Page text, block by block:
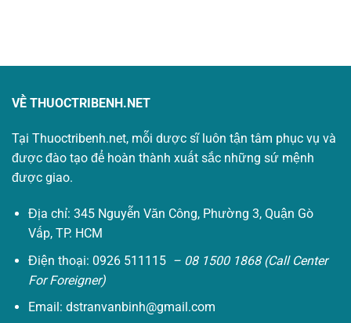
VỀ THUOCTRIBENH.NET
Tại Thuoctribenh.net, mỗi dược sĩ luôn tận tâm phục vụ và
được đào tạo để hoàn thành xuất sắc những sứ mệnh
được giao.
Địa chỉ: 345 Nguyễn Văn Công, Phường 3, Quận Gò
Vấp, TP. HCM
Điện thoại: 0926 511115 – 08 1500 1868 (Call Center
For Foreigner)
Email: dstranvanbinh@gmail.com